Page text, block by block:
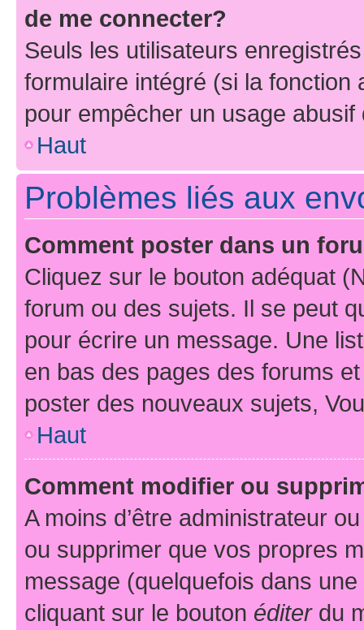
de me connecter?
Seuls les utilisateurs
formulaire intégré (si la fonction
pour empêcher un usage
Haut
Problèmes liés aux
Comment poster dans un
Cliquez sur le bouton adéquat
forum ou des sujets. Il se peut
pour écrire un message. Une
en bas des pages des forums
poster des nouveaux sujets,
Haut
Comment modifier ou
A moins d’être administrateur
ou supprimer que vos propres
message (quelquefois dans
cliquant sur le bouton éditerdu